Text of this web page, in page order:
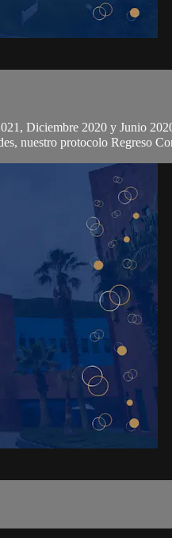
Diciembre 2020 y Junio
nuestro protocolo Regreso